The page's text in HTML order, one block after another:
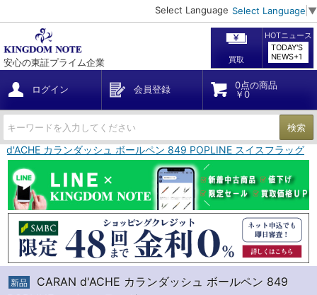
Select Language Select Language ▼
安心の東証プライム企業 買取
HOTニュース
TODAY'S
NEWS+1
ログイン 会員登録
0点の商品
￥0
検索
d'ACHE カランダッシュ ボールペン 849 POPLINE スイスフラッグ
新品
CARAN d'ACHE カランダッシュ ボールペン 849